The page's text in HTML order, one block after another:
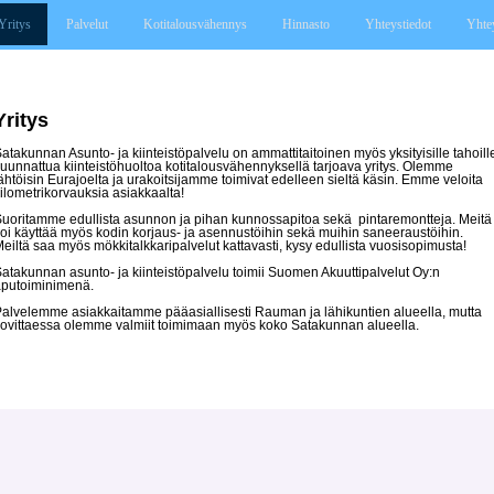
Palvelut Kotitalousvähennys Hinnasto Yhteystiedot
Asunto- ja kiinteistöpalvelu on ammattitaitoinen myös yksityisille
kiinteistöhuoltoa kotitalousvähennyksellä tarjoava yritys. Olemme
Eurajoelta ja urakoitsijamme toimivat edelleen sieltä käsin. Emme veloita
asiakkaalta!
edullista asunnon ja pihan kunnossapitoa sekä pintaremontteja. Meitä
käyttää myös kodin korjaus- ja asennustöihin sekä muihin saneeraustöihin.
saa myös mökkitalkkaripalvelut kattavasti, kysy edullista vuosisopimusta!
asunto- ja kiinteistöpalvelu toimii Suomen Akuuttipalvelut Oy:n
asiakkaitamme pääasiallisesti Rauman ja lähikuntien alueella, mutta
olemme valmiit toimimaan myös koko Satakunnan alueella.